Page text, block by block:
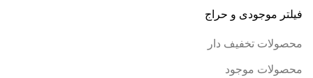
فیلتر موجودی و حراج
محصولات تخفیف دار
محصولات موجود